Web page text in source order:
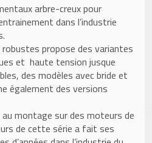
arbre-creux pour
dans l’industrie
propose des variantes
et haute tension jusque
des modèles avec bride et
également des versions
montage sur des moteurs de
de cette série a fait ses